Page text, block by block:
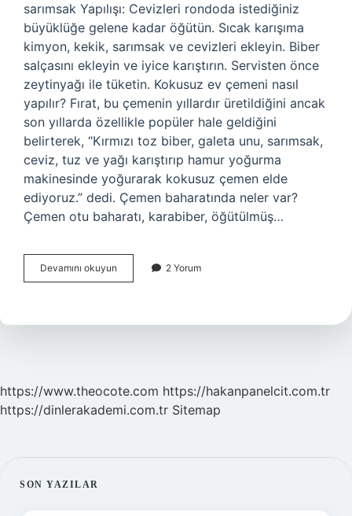
sarımsak Yapılışı: Cevizleri rondoda istediğiniz
büyüklüğe gelene kadar öğütün. Sıcak karışıma
kimyon, kekik, sarımsak ve cevizleri ekleyin. Biber
salçasını ekleyin ve iyice karıştırın. Servisten önce
zeytinyağı ile tüketin. Kokusuz ev çemeni nasıl
yapılır? Fırat, bu çemenin yıllardır üretildiğini ancak
son yıllarda özellikle popüler hale geldiğini
belirterek, “Kırmızı toz biber, galeta unu, sarımsak,
ceviz, tuz ve yağı karıştırıp hamur yoğurma
makinesinde yoğurarak kokusuz çemen elde
ediyoruz.” dedi. Çemen baharatında neler var?
Çemen otu baharatı, karabiber, öğütülmüş…
Devamını okuyun
Yapımı
Yapılır
2 Yorum
https://www.theocote.com https://hakanpanelcit.com.tr
https://dinlerakademi.com.tr Sitemap
SIDEBAR
SON YAZILAR